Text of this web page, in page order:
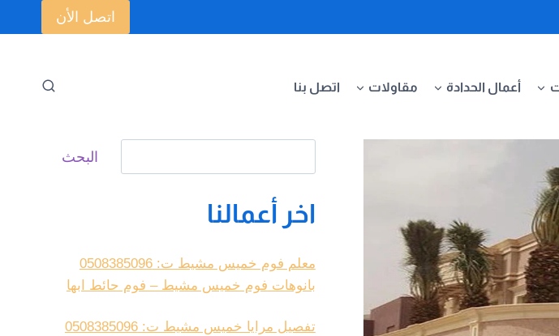
اتصل الأن
أعمال الحدادة مقاولات اتصل بنا
البحث
اخر أعمالنا
معلم فوم خميس مشيط ت: 0508385096
بانوهات فوم خميس مشيط – فوم حائط ابها
تفصيل مرايا خميس مشيط ت: 0508385096